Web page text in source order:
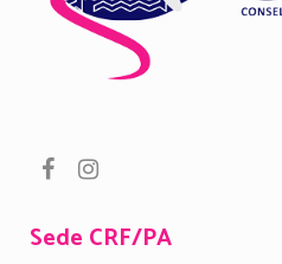
Sede CRF/PA